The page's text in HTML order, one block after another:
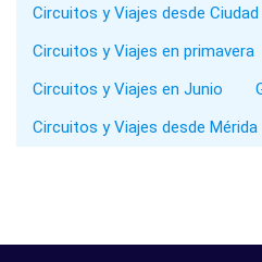
Circuitos y Viajes desde Ciudad
Circuitos y Viajes en primavera
Circuitos y Viajes en Junio
Circuitos y Viajes desde Mérida